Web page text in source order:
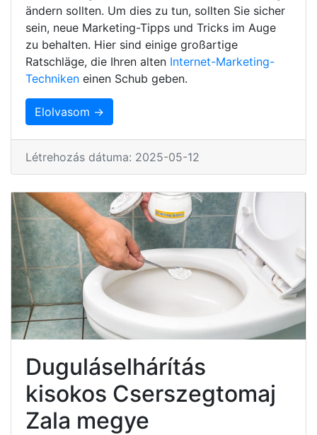
ändern sollten. Um dies zu tun, sollten Sie sicher
sein, neue Marketing-Tipps und Tricks im Auge
zu behalten. Hier sind einige großartige
Ratschläge, die Ihren alten Internet-Marketing-
Techniken einen Schub geben.
Elolvasom →
Létrehozás dátuma: 2025-05-12
Duguláselhárítás
kisokos Cserszegtomaj
Zala megye